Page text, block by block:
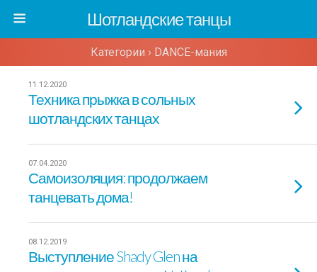
Шотландские танцы
Категории › DANCE-мания
11.12.2020
Техника прыжка в сольных
шотландских танцах
07.04.2020
Самоизоляция: продолжаем
танцевать дома!
08.12.2019
Выступление Shady Glen на